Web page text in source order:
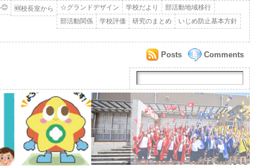
😊 🆕校長室から ☆グランドデザイン 学校だより
部活動地域移行
部活動関係
学校評価 研究のまとめ
いじめ防止基本方針
Comments
Posts